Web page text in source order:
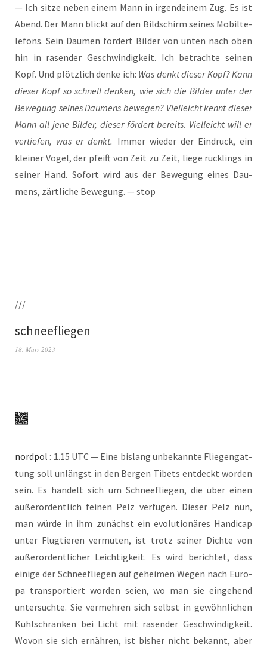
— Ich sit­ze neben einem Mann in irgend­ei­nem Zug. Es ist
Abend. Der Mann blickt auf den Bild­schirm sei­nes Mobil­te­
le­fons. Sein Dau­men för­dert Bil­der von unten nach oben
hin in rasen­der Geschwin­dig­keit. Ich betrach­te sei­nen
Kopf. Und plötz­lich den­ke ich: Was denkt die­ser Kopf? Kann
die­ser Kopf so schnell den­ken, wie sich die Bil­der unter der
Bewe­gung sei­nes Dau­mens bewe­gen? Viel­leicht kennt die­ser
Mann all jene Bil­der, die­ser för­dert bereits. Viel­leicht will er
ver­tie­fen, was er denkt. Immer wie­der der Ein­druck, ein
klei­ner Vogel, der pfeift von Zeit zu Zeit, lie­ge rück­lings in
sei­ner Hand. Sofort wird aus der Bewe­gung eines Dau­
mens, zärt­li­che Bewe­gung. — stop
///
schneefliegen
18. März 2023
nord­pol : 1.15 UTC — Eine bis­lang unbe­kann­te Flie­gen­gat­
tung soll unlängst in den Ber­gen Tibets ent­deckt wor­den
sein. Es han­delt sich um Schnee­flie­gen, die über einen
außer­or­dent­lich fei­nen Pelz ver­fü­gen. Die­ser Pelz nun,
man wür­de in ihm zunächst ein evo­lu­tio­nä­res Han­di­cap
unter Flug­tie­ren ver­mu­ten, ist trotz sei­ner Dich­te von
außer­or­dent­li­cher Leich­tig­keit. Es wird berich­tet, dass
eini­ge der Schnee­flie­gen auf gehei­men Wegen nach Euro­
pa trans­por­tiert wor­den sei­en, wo man sie ein­ge­hend
unter­such­te. Sie ver­meh­ren sich selbst in gewöhn­li­chen
Kühl­schrän­ken bei Licht mit rasen­der Geschwin­dig­keit.
Wovon sie sich ernäh­ren, ist bis­her nicht bekannt, aber